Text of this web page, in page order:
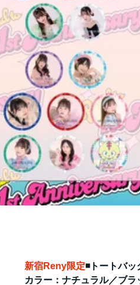
新宿Reny限定◾️トートバ
カラー：ナチュラル／ブラ